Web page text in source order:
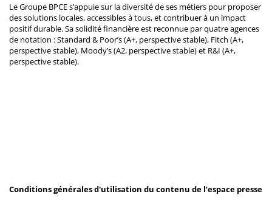
Le Groupe BPCE s’appuie sur la diversité de ses métiers pour proposer
des solutions locales, accessibles à tous, et contribuer à un impact
positif durable. Sa solidité financière est reconnue par quatre agences
de notation : Standard & Poor’s (A+, perspective stable), Fitch (A+,
perspective stable), Moody’s (A2, perspective stable) et R&I (A+,
perspective stable).
Conditions générales d'utilisation du contenu de l’espace presse